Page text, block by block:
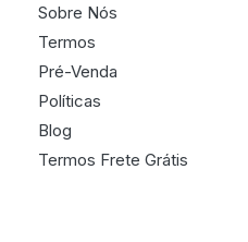
Sobre Nós
Termos
Pré-Venda
Políticas
Blog
Termos Frete Grátis